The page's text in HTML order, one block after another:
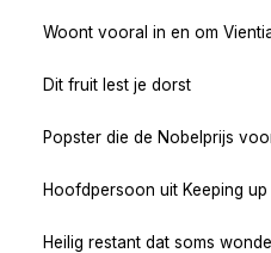
Woont vooral in en om
Dit fruit lest je dorst
Popster die de Nobelprijs
Hoofdpersoon uit Keeping
Heilig restant dat soms